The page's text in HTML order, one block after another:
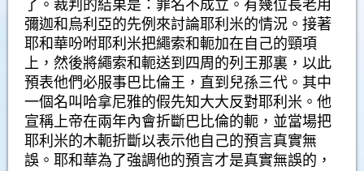
了。裁判的結果是：罪名不成立。有幾位長老用
彌迦和烏利亞的先例來討論耶利米的情況。接著
耶和華吩咐耶利米把繩索和軛加在自己的頸項
上，然後將繩索和軛送到四周的列王那裏，以此
預表他們必服事巴比倫王，直到兒孫三代。其中
一個名叫哈拿尼雅的假先知大大反對耶利米。他
宣稱上帝在兩年內會折斷巴比倫的軛，並當場把
耶利米的木軛折斷以表示他自己的預言真實無
誤。耶和華為了強調他的預言才是真實無誤的，